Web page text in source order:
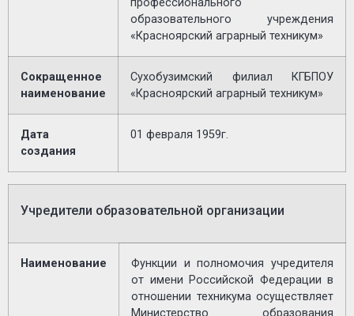
образовательного учреждения
«Красноярский аграрный техникум»
Сокращенное
наименование
Сухобузимский филиал КГБПОУ
«Красноярский аграрный техникум»
Дата
создания
01 февраля 1959г.
Учредители образовательной организации
Наименование
Функции и полномочия учредителя
от имени Российской Федерации в
отношении техникума осуществляет
Министерство образования